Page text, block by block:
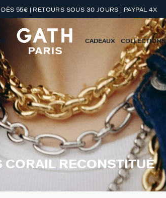
55€ | RETOURS SOUS 30 JOURS | PAYPAL 4X
CADEAUX COLLECTIONS
CORAIL RECONSTITUÉ